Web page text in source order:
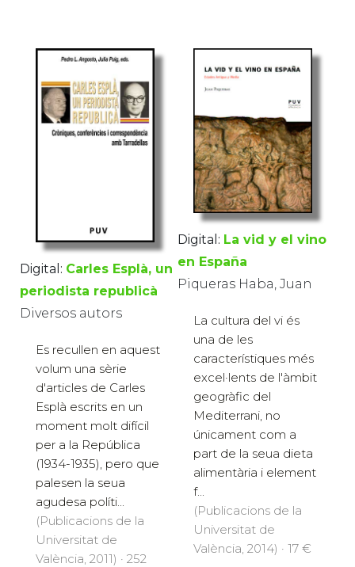
Digital: Carles Esplà, un
periodista republicà
Diversos autors
Es recullen en aquest
volum una sèrie
d'articles de Carles
Esplà escrits en un
moment molt difícil
per a la República
(1934-1935), pero que
palesen la seua
agudesa políti...
(Publicacions de la
Universitat de
València, 2011) · 252
Digital: La vid y el vino
en España
Piqueras Haba, Juan
La cultura del vi és
una de les
característiques més
excel·lents de l'àmbit
geogràfic del
Mediterrani, no
únicament com a
part de la seua dieta
alimentària i element
f...
(Publicacions de la
Universitat de
València, 2014) · 17 €